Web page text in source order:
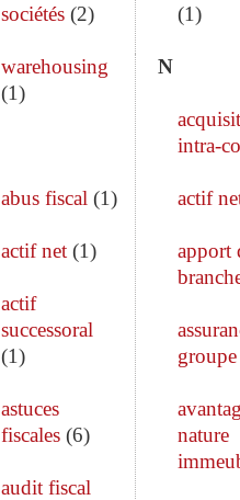
sociétés(2)
warehousing
(1)
abus fiscal (1)
actif net(1)
actif
successoral
(1)
astuces
fiscales(6)
audit fiscal
(1)
N
intra-
actif
apport
groupe
nature